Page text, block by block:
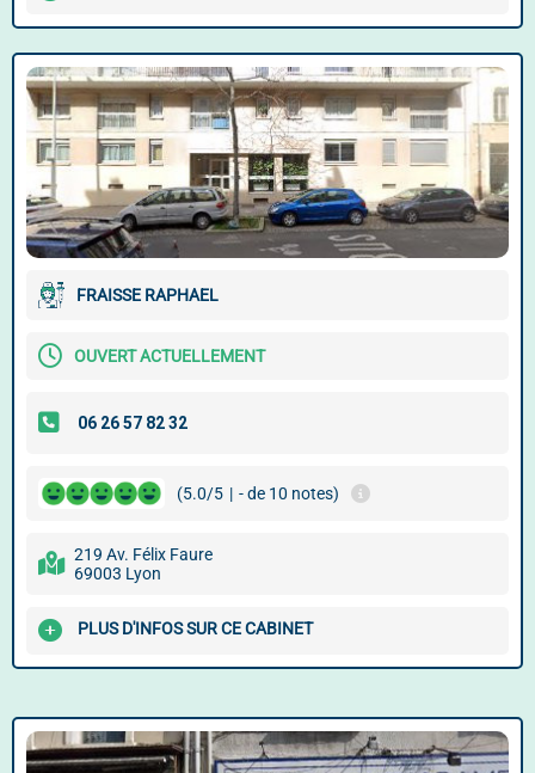
FRAISSE RAPHAEL
OUVERT ACTUELLEMENT
(5.0/5 | - de 10 notes)
219 Av. Félix Faure
69003 Lyon
PLUS D'INFOS SUR CE CABINET